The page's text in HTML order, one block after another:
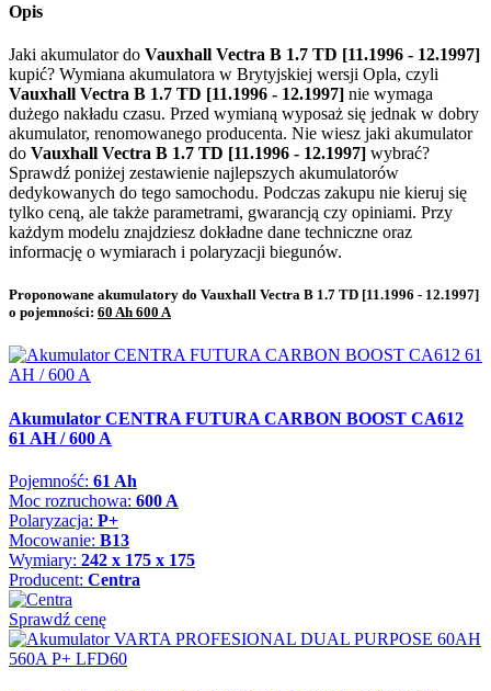
Opis
Jaki akumulator do Vauxhall Vectra B 1.7 TD [11.1996 - 12.1997]
kupić? Wymiana akumulatora w Brytyjskiej wersji Opla, czyli
Vauxhall Vectra B 1.7 TD [11.1996 - 12.1997] nie wymaga
dużego nakładu czasu. Przed wymianą wyposaż się jednak w dobry
akumulator, renomowanego producenta. Nie wiesz jaki akumulator
do Vauxhall Vectra B 1.7 TD [11.1996 - 12.1997] wybrać?
Sprawdź poniżej zestawienie najlepszych akumulatorów
dedykowanych do tego samochodu. Podczas zakupu nie kieruj się
tylko ceną, ale także parametrami, gwarancją czy opiniami. Przy
każdym modelu znajdziesz dokładne dane techniczne oraz
informację o wymiarach i polaryzacji biegunów.
Proponowane akumulatory do Vauxhall Vectra B 1.7 TD [11.1996 - 12.1997]
o pojemności: 60 Ah 600 A
Akumulator CENTRA FUTURA CARBON BOOST CA612
61 AH / 600 A
Pojemność: 61 Ah
Moc rozruchowa: 600 A
Polaryzacja: P+
Mocowanie: B13
Wymiary: 242 x 175 x 175
Producent: Centra
Sprawdź cenę